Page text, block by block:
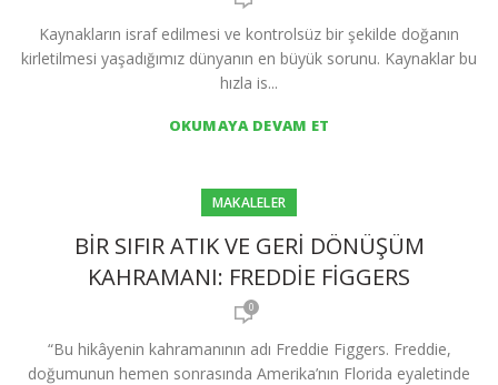
Kaynakların israf edilmesi ve kontrolsüz bir şekilde doğanın
kirletilmesi yaşadığımız dünyanın en büyük sorunu. Kaynaklar bu
hızla is...
OKUMAYA DEVAM ET
MAKALELER
BIR SIFIR ATIK VE GERI DÖNÜŞÜM
KAHRAMANI: FREDDIE FIGGERS
0
“Bu hikâyenin kahramanının adı Freddie Figgers. Freddie,
doğumunun hemen sonrasında Amerika’nın Florida eyaletinde